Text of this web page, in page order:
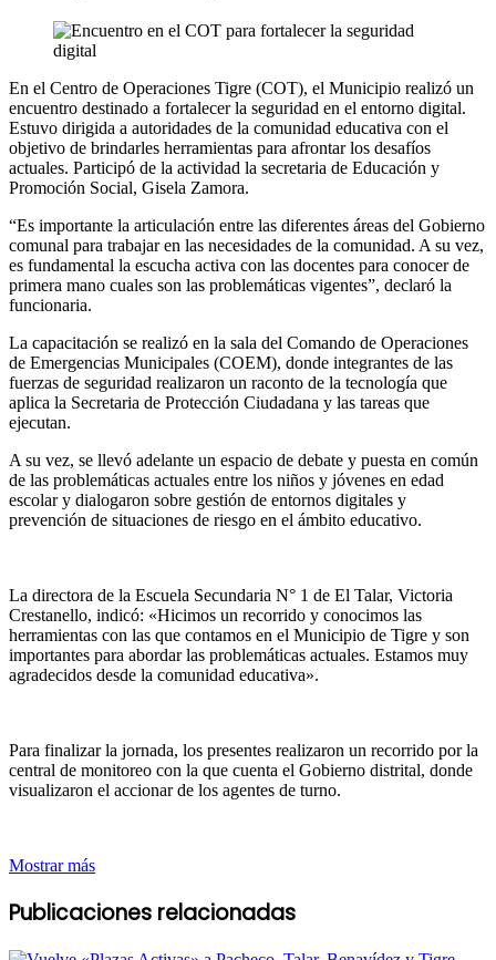
En el Centro de Operaciones Tigre (COT), el Municipio realizó un
encuentro destinado a fortalecer la seguridad en el entorno digital.
Estuvo dirigida a autoridades de la comunidad educativa con el
objetivo de brindarles herramientas para afrontar los desafíos
actuales. Participó de la actividad la secretaria de Educación y
Promoción Social, Gisela Zamora.
“Es importante la articulación entre las diferentes áreas del Gobierno
comunal para trabajar en las necesidades de la comunidad. A su vez,
es fundamental la escucha activa con las docentes para conocer de
primera mano cuales son las problemáticas vigentes”, declaró la
funcionaria.
La capacitación se realizó en la sala del Comando de Operaciones
de Emergencias Municipales (COEM), donde integrantes de las
fuerzas de seguridad realizaron un raconto de la tecnología que
aplica la Secretaria de Protección Ciudadana y las tareas que
ejecutan.
A su vez, se llevó adelante un espacio de debate y puesta en común
de las problemáticas actuales entre los niños y jóvenes en edad
escolar y dialogaron sobre gestión de entornos digitales y
prevención de situaciones de riesgo en el ámbito educativo.
La directora de la Escuela Secundaria N° 1 de El Talar, Victoria
Crestanello, indicó: «Hicimos un recorrido y conocimos las
herramientas con las que contamos en el Municipio de Tigre y son
importantes para abordar las problemáticas actuales. Estamos muy
agradecidos desde la comunidad educativa».
Para finalizar la jornada, los presentes realizaron un recorrido por la
central de monitoreo con la que cuenta el Gobierno distrital, donde
visualizaron el accionar de los agentes de turno.
Mostrar más
Publicaciones relacionadas